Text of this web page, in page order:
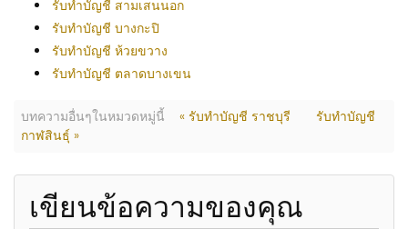
รับทำบัญชี สามเสนนอก
รับทำบัญชี บางกะปิ
รับทำบัญชี ห้วยขวาง
รับทำบัญชี ตลาดบางเขน
บทความอื่นๆในหมวดหมู่นี้ « รับทำบัญชี ราชบุรี
รับทำบัญชี
กาฬสินธุ์ »
เขียนข้อความของคุณ